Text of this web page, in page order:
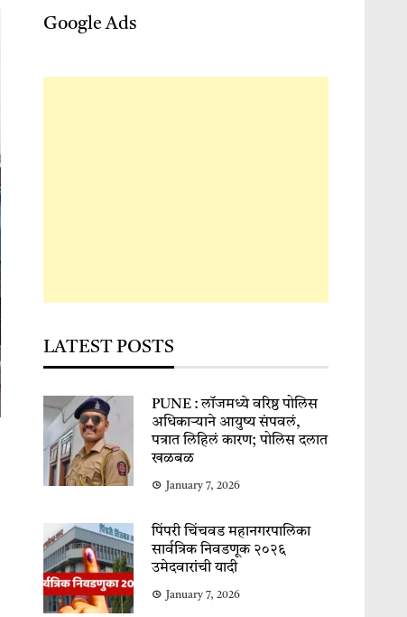
Google Ads
LATEST POSTS
PUNE : लॉजमध्ये वरिष्ठ पोलिस
अधिकाऱ्याने आयुष्य संपवलं,
पत्रात लिहिलं कारण; पोलिस दलात
खळबळ
January 7, 2026
पिंपरी चिंचवड महानगरपालिका
सार्वत्रिक निवडणूक २०२६
उमेदवारांची यादी
January 7, 2026